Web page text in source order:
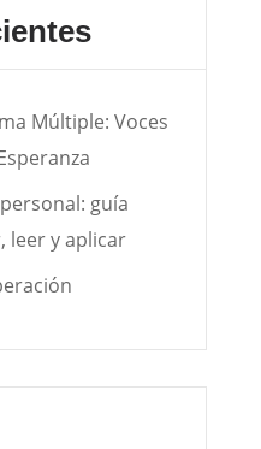
Múltiple: Voces
guía
leer y aplicar